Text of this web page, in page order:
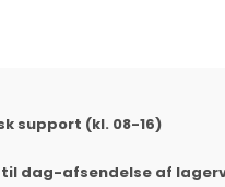
support (kl. 08-16)
til dag-afsendelse af